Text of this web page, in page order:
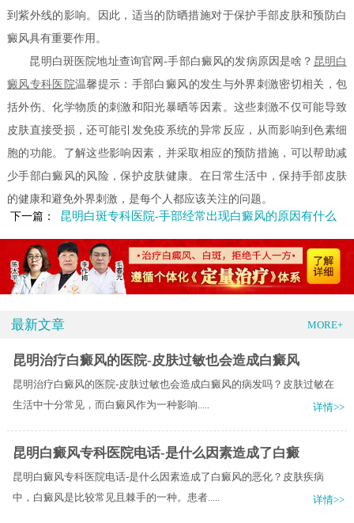
到紫外线的影响。因此，适当的防晒措施对于保护手部皮肤和预防白
癜风具有重要作用。
昆明白斑医院地址查询官网-手部白癜风的发病原因是啥？ 昆明白
癜风专科医院温馨提示：手部白癜风的发生与外界刺激密切相关，包
括外伤、化学物质的刺激和阳光暴晒等因素。这些刺激不仅可能导致
皮肤直接受损，还可能引发免疫系统的异常反应，从而影响到色素细
胞的功能。了解这些影响因素，并采取相应的预防措施，可以帮助减
少手部白癜风的风险，保护皮肤健康。在日常生活中，保持手部皮肤
的健康和避免外界刺激，是每个人都应该关注的问题。
下一篇：
昆明白斑专科医院-手部经常出现白癜风的原因有什么
最新文章 MORE+
昆明治疗白癜风的医院-皮肤过敏也会造成白癜风
昆明治疗白癜风的医院-皮肤过敏也会造成白癜风的病发吗？皮肤过敏在
生活中十分常见，而白癜风作为一种影响.....
详情>>
昆明白癜风专科医院电话-是什么因素造成了白癜
昆明白癜风专科医院电话-是什么因素造成了白癜风的恶化？皮肤疾病
中，白癜风是比较常见且棘手的一种。患者.....
详情>>